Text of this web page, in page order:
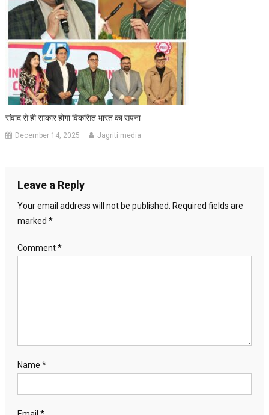
संवाद से ही साकार होगा विकसित भारत का सपना
December 14, 2025 Jagriti media
Leave a Reply
Your email address will not be published. Required fields are
marked *
Comment*
Name *